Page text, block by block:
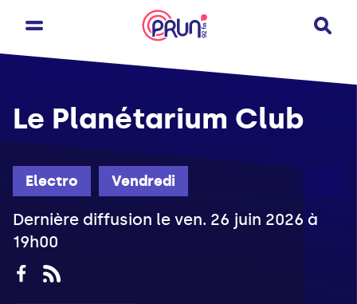
Electro Vendredi
Le Planétarium Club
Dernière diffusion le ven. 26 juin 2026 à
19h00